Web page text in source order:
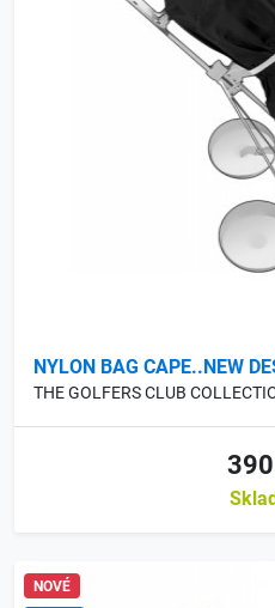
NYLON BAG CAPE..NEW
THE GOLFERS CLUB
NOVÉ